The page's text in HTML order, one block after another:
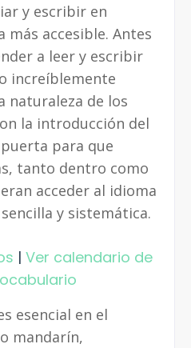
y escribir en
más accesible. Antes
a leer y escribir
increíblemente
naturaleza de los
la introducción del
para que
tanto dentro como
acceder al idioma
y sistemática.
| Ver calendario de
esencial en el
mandarín,